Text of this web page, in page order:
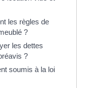
les règles de
?
les dettes
?
soumis à la loi